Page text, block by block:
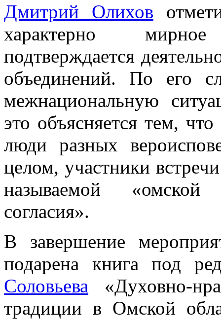
Дмитрий Олихов
характерно
подтверждается
объединений. По его
межнациональную
это объясняется тем,
люди разных
целом, участники
называемой «омской
согласия».
В завершение
подарена книга под
Соловьева «Духовно-
традиции в Омской